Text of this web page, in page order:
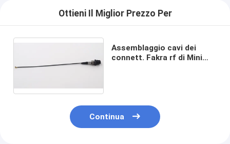
Ottieni Il Miglior Prezzo Per
Assemblaggio cavi dei
connett. Fakra rf di Mini
Continua